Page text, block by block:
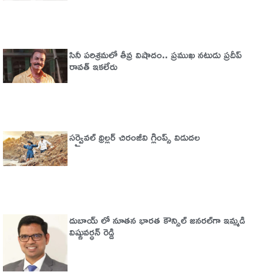
సినీ పరిశ్రమలో తీవ్ర విషాదం.. ప్రముఖ నటుడు ప్రదీప్
రావత్ ఇకలేరు
సర్వైవల్‌ థ్రిల్లర్‌ చిరంజీవి గ్లింప్స్‌ విడుదల
దుబాయ్ లో నూతన భారత కౌన్సిల్ జనరల్‌గా ఇమ్మడి
విష్ణువర్ధన్ రెడ్డి